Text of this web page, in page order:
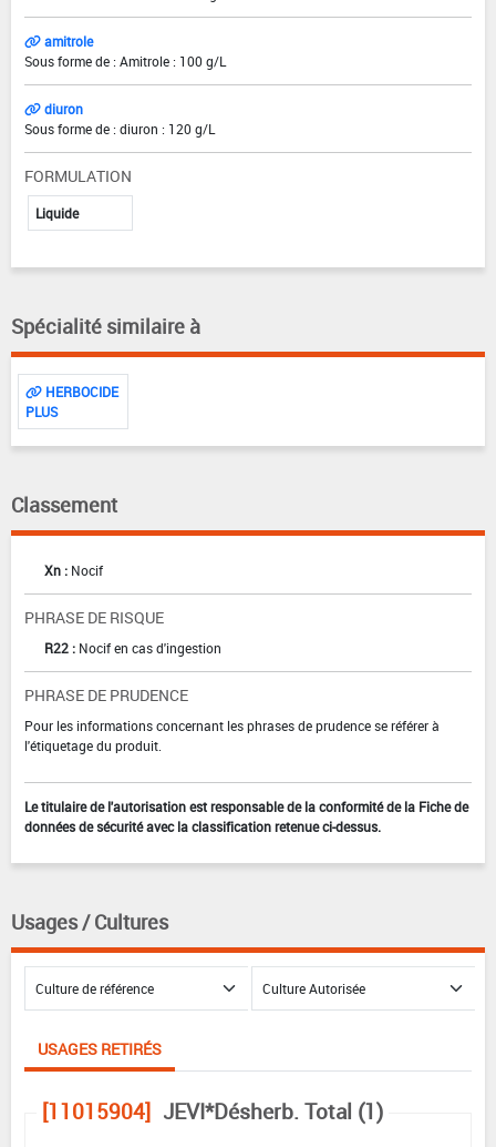
amitrole
Sous forme de : Amitrole : 100 g/L
diuron
Sous forme de : diuron : 120 g/L
FORMULATION
Liquide
Spécialité similaire à
HERBOCIDE
PLUS
Classement
Xn : Nocif
PHRASE DE RISQUE
R22 : Nocif en cas d'ingestion
PHRASE DE PRUDENCE
Pour les informations concernant les phrases de prudence se référer à
l'étiquetage du produit.
Le titulaire de l'autorisation est responsable de la conformité de la Fiche de
données de sécurité avec la classification retenue ci-dessus.
Usages / Cultures
USAGES RETIRÉS
[11015904] JEVI*Désherb. Total (1)